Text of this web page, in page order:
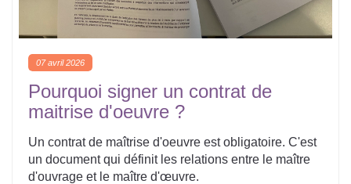
07 avril 2026
Pourquoi signer un contrat de
maitrise d'oeuvre ?
Un contrat de maîtrise d'oeuvre est obligatoire. C'est
un document qui définit les relations entre le maître
d'ouvrage et le maître d'œuvre.